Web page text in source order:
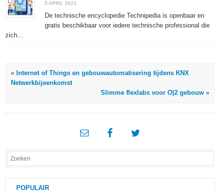
5 APRIL 2021
De technische encyclopedie Technipedia is openbaar en
gratis beschikbaar voor iedere technische professional die
zich...
« Internet of Things en gebouwautomatisering tijdens KNX
Netwerkbijeenkomst
Slimme flexlabs voor O|2 gebouw »
POPULAIR